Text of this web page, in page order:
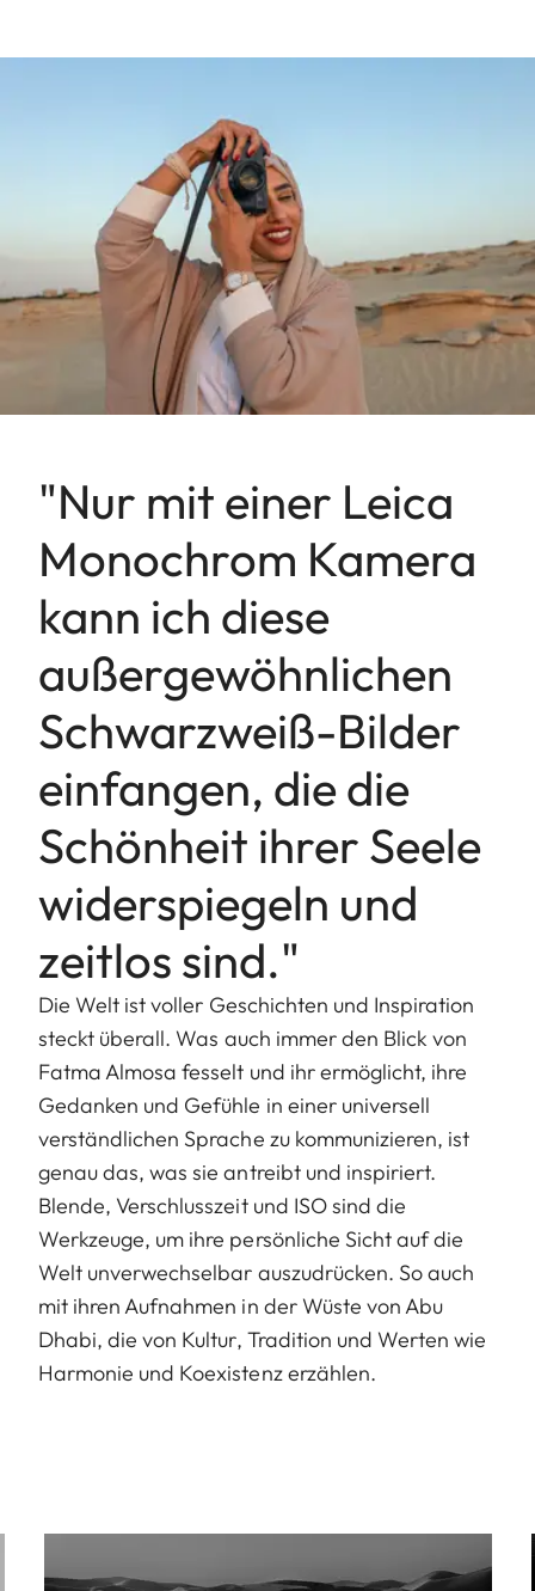
"Nur mit einer Leica
Monochrom Kamera
kann ich diese
außergewöhnlichen
Schwarzweiß-Bilder
einfangen, die die
Schönheit ihrer Seele
widerspiegeln und
zeitlos sind."
Die Welt ist voller Geschichten und Inspiration
steckt überall. Was auch immer den Blick von
Fatma Almosa fesselt und ihr ermöglicht, ihre
Gedanken und Gefühle in einer universell
verständlichen Sprache zu kommunizieren, ist
genau das, was sie antreibt und inspiriert.
Blende, Verschlusszeit und ISO sind die
Werkzeuge, um ihre persönliche Sicht auf die
Welt unverwechselbar auszudrücken. So auch
mit ihren Aufnahmen in der Wüste von Abu
Dhabi, die von Kultur, Tradition und Werten wie
Harmonie und Koexistenz erzählen.